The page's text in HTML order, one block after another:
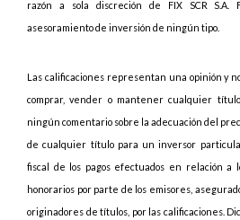
razón a sola discreción de FIX SCR S.A.
asesoramiento de inversión de ningún tipo.
Las calificaciones representan una opinión y
comprar, vender o mantener cualquier
ningún comentario sobre la adecuación del
de cualquier título para un inversor
fiscal de los pagos efectuados en relación a
honorarios por parte de los emisores,
originadores de títulos, por las calificaciones.